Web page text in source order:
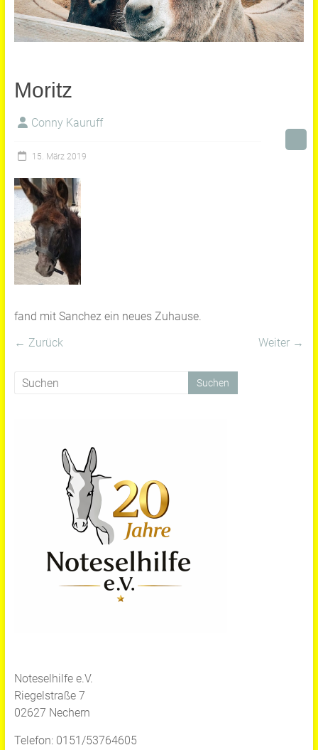
Moritz
Conny Kauruff
15. März 2019
fand mit Sanchez ein neues Zuhause.
← Zurück
Weiter →
Noteselhilfe e.V.
Riegelstraße 7
02627 Nechern
Telefon: 0151/53764605